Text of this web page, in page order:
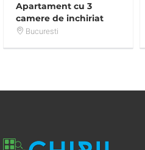
Apartament cu 3
camere de inchiriat
Bucuresti